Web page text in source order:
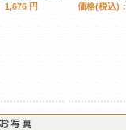
1,676 円 価格(税込)：